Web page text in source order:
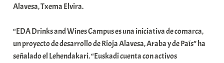
Alavesa, Txema Elvira.
“EDA Drinks and Wines Campus es una iniciativa de comarca,
un proyecto de desarrollo de Rioja Alavesa, Araba y de País” ha
señalado el Lehendakari. “Euskadi cuenta con activos